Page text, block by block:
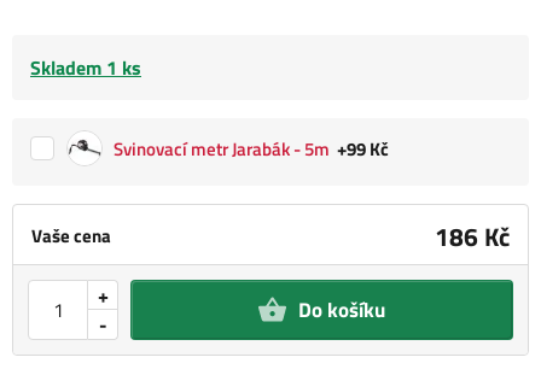
Vaše cena 186 Kč
-
+ Do košíku
Skladem 1 ks
Svinovací metr Jarabák - 5m +99 Kč